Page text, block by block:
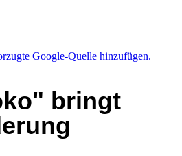
Google-Quelle hinzufügen.
bringt